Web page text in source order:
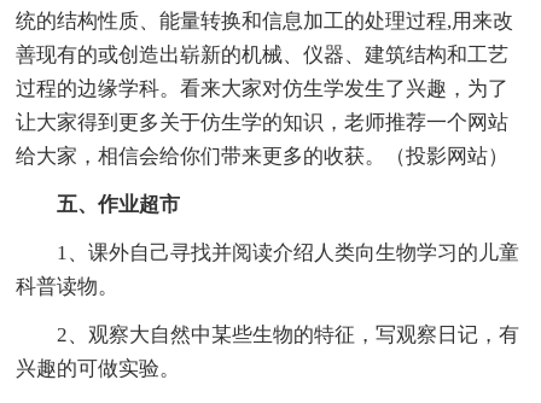
统的结构性质、能量转换和信息加工的处理过程,用来改
善现有的或创造出崭新的机械、仪器、建筑结构和工艺
过程的边缘学科。看来大家对仿生学发生了兴趣，为了
让大家得到更多关于仿生学的知识，老师推荐一个网站
给大家，相信会给你们带来更多的收获。（投影网站）
五、作业超市
1、课外自己寻找并阅读介绍人类向生物学习的儿童
科普读物。
2、观察大自然中某些生物的特征，写观察日记，有
兴趣的可做实验。